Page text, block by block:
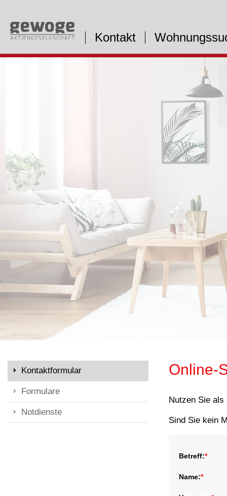
Kontakt
Kontaktformular
Formulare
Notdienste
Online-
Nutzen Sie als
Sind Sie kein
Betreff:*
Name:*